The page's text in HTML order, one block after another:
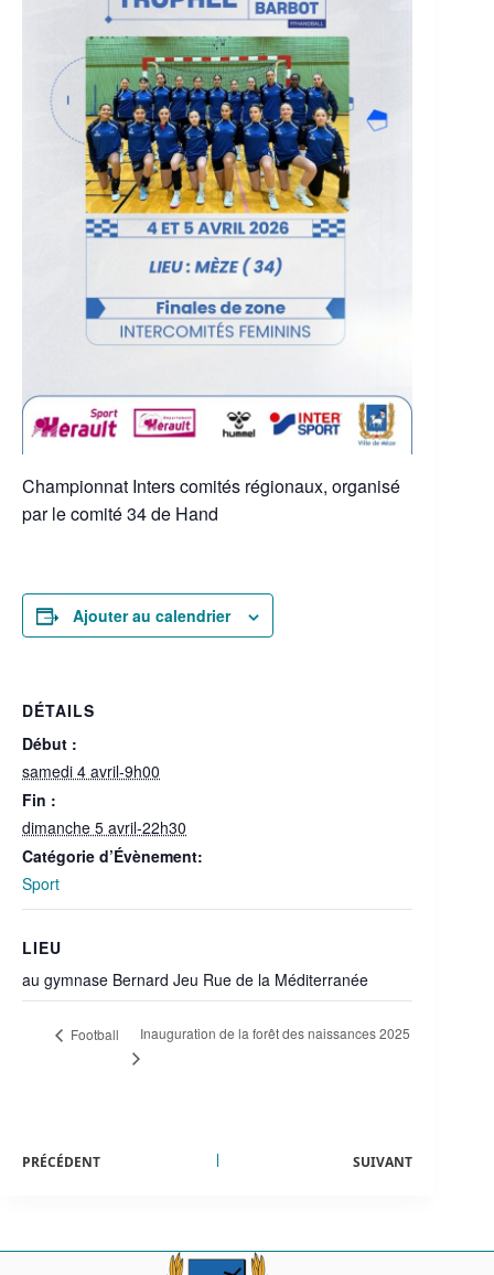
Championnat Inters comités régionaux, organisé
par le comité 34 de Hand
Ajouter au calendrier
DÉTAILS
Début :
samedi 4 avril-9h00
Fin :
dimanche 5 avril-22h30
Catégorie d’Évènement:
Sport
LIEU
au gymnase Bernard Jeu Rue de la Méditerranée
Football Inauguration de la forêt des naissances 2025
PRÉCÉDENT SUIVANT